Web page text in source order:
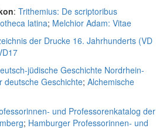
: Trithemius: De scriptoribus
latina; Melchior Adam: Vitae
der Drucke 16. Jahrhunderts (VD
jüdische Geschichte Nordrhein-
deutsche Geschichte; Alchemische
und Professorenkatalog der
; Hamburger Professorinnen- und